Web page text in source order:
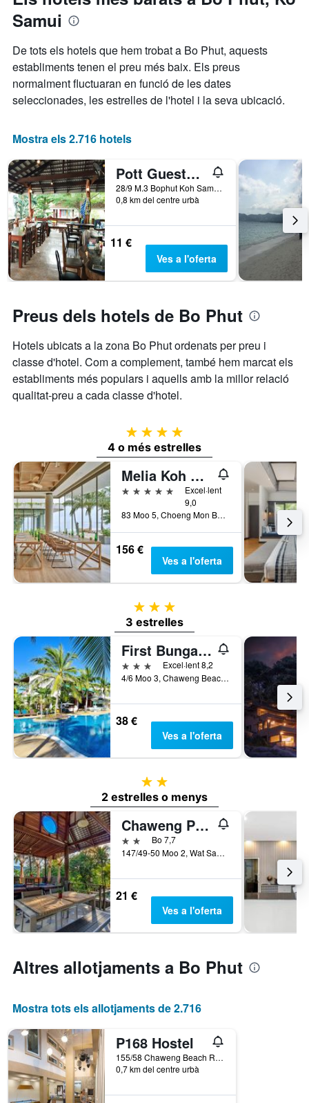
darrers
dies
mostra
preu
mitjà
d'una
habitació
Samui
De tots els hotels que hem trobat a Bo Phut, aquests
establiments tenen el preu més baix. Els preus
normalment fluctuaran en funció de les dates
seleccionades, les estrelles de l'hotel i la seva ubicació.
Mostra els 2.716 hotels
Pott Guesthouse
28/9 M.3 Bophut Koh Samui, Ko Samui, Tailàndia
0,8 km del centre urbà
11 €
Ves a l'oferta
Preus dels hotels de Bo Phut
Hotels ubicats a la zona Bo Phut ordenats per preu i
classe d'hotel. Com a complement, també hem marcat els
establiments més populars i aquells amb la millor relació
qualitat-preu a cada classe d'hotel.
4 estrelles
4 o més estrelles
Melia Koh Samui
5 estrelles
Excel·lent
9,0
83 Moo 5, Choeng Mon Beach, Bo Phut, Ko Samui, Tailàndia
156 €
Ves a l'oferta
3 estrelles
3 estrelles
First Bungalow Beach Resort
3 estrellesExcel·lent 8,2
4/6 Moo 3, Chaweng Beach, Ko Samui, Tailàndia
38 €
Ves a l'oferta
2 estrelles
2 estrelles o menys
Chaweng Park Place
2 estrelles
Bo 7,7
147/49-50 Moo 2, Wat Sawang, Ko Samui, Tailàndia
21 €
Ves a l'oferta
Altres allotjaments a Bo Phut
Mostra tots els allotjaments de 2.716
P168 Hostel
155/58 Chaweng Beach Rd. Moo2 Bophut, Ko Samui, Tailàndia
0,7 km del centre urbà